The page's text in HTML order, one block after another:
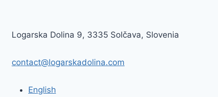
Logarska Dolina 9, 3335 Solčava, Slovenia
contact@logarskadolina.com
English